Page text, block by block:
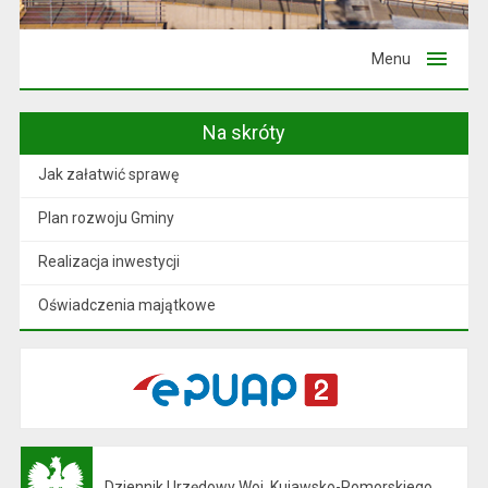
Menu
Na skróty
Jak załatwić sprawę
Plan rozwoju Gminy
Realizacja inwestycji
Oświadczenia majątkowe